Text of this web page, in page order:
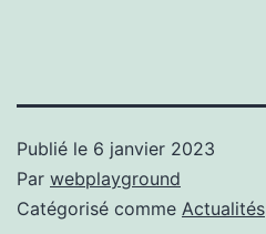
Publié le 6 janvier 2023
Par webplayground
Catégorisé comme Actualités